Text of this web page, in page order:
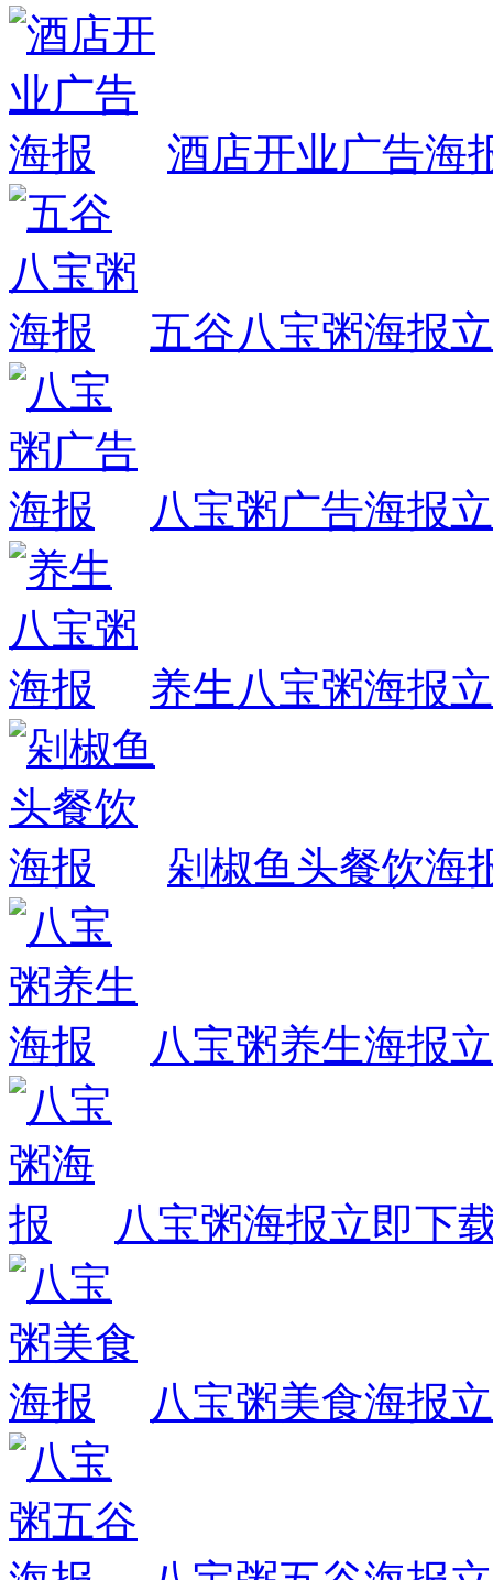
酒店开业广告海
五谷八宝粥海报
八宝粥广告海报
养生八宝粥海报
剁椒鱼头餐饮海
八宝粥养生海报
八宝粥海报立即下
八宝粥美食海报